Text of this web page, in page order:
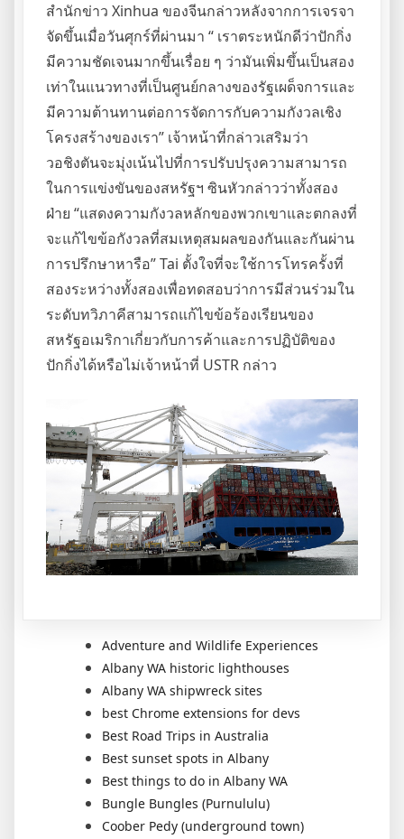
สำนักข่าว Xinhua ของจีนกล่าวหลังจากการเจรจา
จัดขึ้นเมื่อวันศุกร์ที่ผ่านมา “ เราตระหนักดีว่าปักกิ่ง
มีความชัดเจนมากขึ้นเรื่อย ๆ ว่ามันเพิ่มขึ้นเป็นสอง
เท่าในแนวทางที่เป็นศูนย์กลางของรัฐเผด็จการและ
มีความต้านทานต่อการจัดการกับความกังวลเชิง
โครงสร้างของเรา” เจ้าหน้าที่กล่าวเสริมว่า
วอชิงตันจะมุ่งเน้นไปที่การปรับปรุงความสามารถ
ในการแข่งขันของสหรัฐฯ ซินหัวกล่าวว่าทั้งสอง
ฝ่าย “แสดงความกังวลหลักของพวกเขาและตกลงที่
จะแก้ไขข้อกังวลที่สมเหตุสมผลของกันและกันผ่าน
การปรึกษาหารือ” Tai ตั้งใจที่จะใช้การโทรครั้งที่
สองระหว่างทั้งสองเพื่อทดสอบว่าการมีส่วนร่วมใน
ระดับทวิภาคีสามารถแก้ไขข้อร้องเรียนของ
สหรัฐอเมริกาเกี่ยวกับการค้าและการปฏิบัติของ
ปักกิ่งได้หรือไม่เจ้าหน้าที่ USTR กล่าว
Adventure and Wildlife Experiences
Albany WA historic lighthouses
Albany WA shipwreck sites
best Chrome extensions for devs
Best Road Trips in Australia
Best sunset spots in Albany
Best things to do in Albany WA
Bungle Bungles (Purnululu)
Coober Pedy (underground town)